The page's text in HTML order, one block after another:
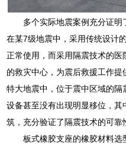
多个实际地震案例充分证明
在某7级地震中，采用传统设计
正常使用，而采用隔震技术的
的救灾中心，为震后救援工作
特大地震中，位于震中区域的
设备甚至没有出现明显移位，
筑，充分验证了隔震技术的可靠
板式橡胶支座的橡胶材料